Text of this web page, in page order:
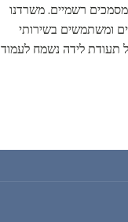
מסמכים רשמיים. משרדנו
ומשתמשים בשירותי
תעודת לידה נשמח לעמוד